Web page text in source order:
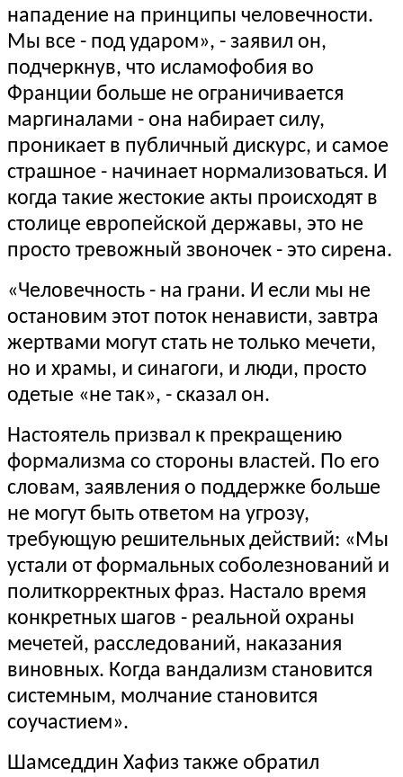
нападение на принципы человечности.
Мы все - под ударом», - заявил он,
подчеркнув, что исламофобия во
Франции больше не ограничивается
маргиналами - она набирает силу,
проникает в публичный дискурс, и самое
страшное - начинает нормализоваться. И
когда такие жестокие акты происходят в
столице европейской державы, это не
просто тревожный звоночек - это сирена.
«Человечность - на грани. И если мы не
остановим этот поток ненависти, завтра
жертвами могут стать не только мечети,
но и храмы, и синагоги, и люди, просто
одетые «не так», - сказал он.
Настоятель призвал к прекращению
формализма со стороны властей. По его
словам, заявления о поддержке больше
не могут быть ответом на угрозу,
требующую решительных действий: «Мы
устали от формальных соболезнований и
политкорректных фраз. Настало время
конкретных шагов - реальной охраны
мечетей, расследований, наказания
виновных. Когда вандализм становится
системным, молчание становится
соучастием».
Шамседдин Хафиз также обратил